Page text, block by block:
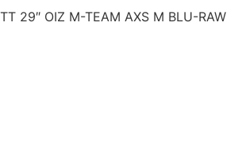
29″ OIZ M-TEAM AXS M BLU-RAW